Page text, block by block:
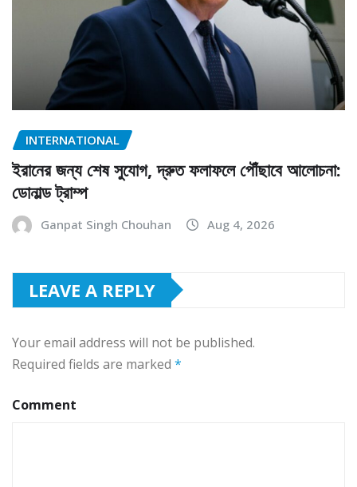
INTERNATIONAL
ইরানের জন্য শেষ সুযোগ, দ্রুত ফলাফলে পৌঁছাবে আলোচনা:
ডোনাল্ড ট্রাম্প
Ganpat Singh Chouhan Aug 4, 2026
LEAVE A REPLY
Your email address will not be published.
Required fields are marked *
Comment